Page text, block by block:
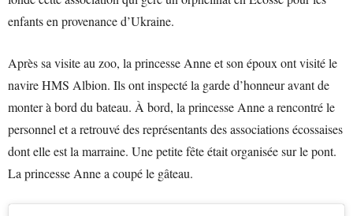
enfants en provenance d’Ukraine.
Après sa visite au zoo, la princesse Anne et son époux ont visité le
navire HMS Albion. Ils ont inspecté la garde d’honneur avant de
monter à bord du bateau. À bord, la princesse Anne a rencontré le
personnel et a retrouvé des représentants des associations écossaises
dont elle est la marraine. Une petite fête était organisée sur le pont.
La princesse Anne a coupé le gâteau.